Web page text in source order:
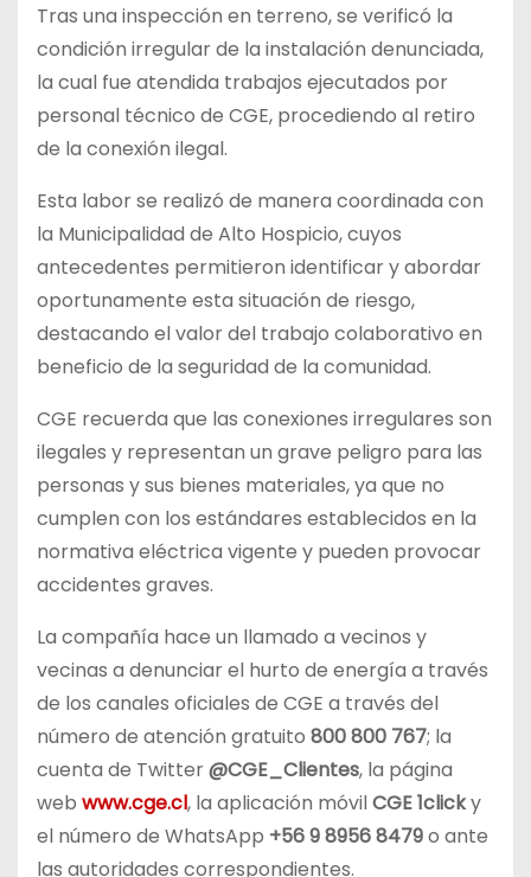
Tras una inspección en terreno, se verificó la
condición irregular de la instalación denunciada,
la cual fue atendida trabajos ejecutados por
personal técnico de CGE, procediendo al retiro
de la conexión ilegal.
Esta labor se realizó de manera coordinada con
la Municipalidad de Alto Hospicio, cuyos
antecedentes permitieron identificar y abordar
oportunamente esta situación de riesgo,
destacando el valor del trabajo colaborativo en
beneficio de la seguridad de la comunidad.
CGE recuerda que las conexiones irregulares son
ilegales y representan un grave peligro para las
personas y sus bienes materiales, ya que no
cumplen con los estándares establecidos en la
normativa eléctrica vigente y pueden provocar
accidentes graves.
La compañía hace un llamado a vecinos y
vecinas a denunciar el hurto de energía a través
de los canales oficiales de CGE a través del
número de atención gratuito 800 800 767; la
cuenta de Twitter@CGE_Clientes, la página
web www.cge.cl, la aplicación móvilCGE 1clicky
el número de WhatsApp +56 9 8956 8479o ante
las autoridades correspondientes.